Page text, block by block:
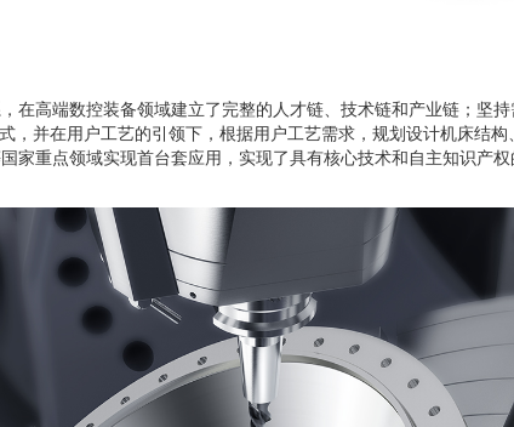
在高端数控装备领域建立了完整的人才链、技术链和产业链；坚
，并在用户工艺的引领下，根据用户工艺需求，规划设计机床结
家重点领域实现首台套应用，实现了具有核心技术和自主知识产